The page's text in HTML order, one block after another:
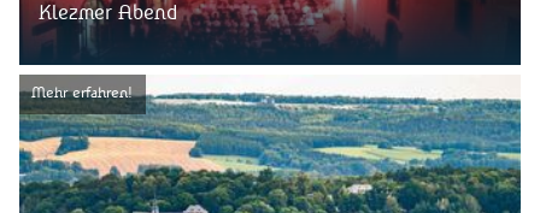
Klezmer Abend
Mehr erfahren!